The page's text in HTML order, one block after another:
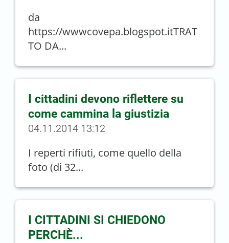
da
https://wwwcovepa.blogspot.itTRAT
TO DA...
I cittadini devono riflettere su
come cammina la giustizia
04.11.2014 13:12
I reperti rifiuti, come quello della
foto (di 32...
I CITTADINI SI CHIEDONO
PERCHÈ...